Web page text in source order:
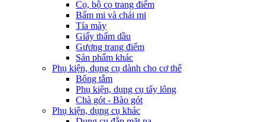
Cọ, bộ cọ trang điểm
Bấm mi và chải mi
Tỉa mày
Giấy thấm dầu
Gương trang điểm
Sản phẩm khác
Phụ kiện, dụng cụ dành cho cơ thể
Bông tắm
Phụ kiện, dụng cụ tẩy lông
Chà gót - Bào gót
Phụ kiện, dụng cụ khác